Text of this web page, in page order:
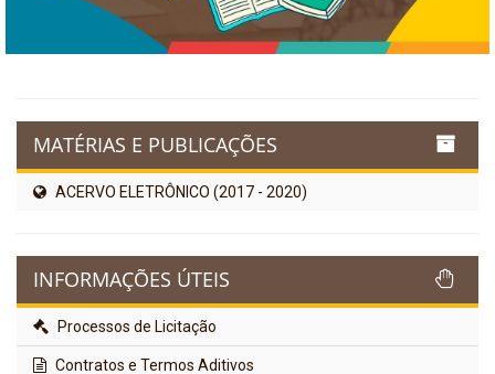
MATÉRIAS E PUBLICAÇÕES
ACERVO ELETRÔNICO (2017 - 2020)
INFORMAÇÕES ÚTEIS
Processos de Licitação
Contratos e Termos Aditivos